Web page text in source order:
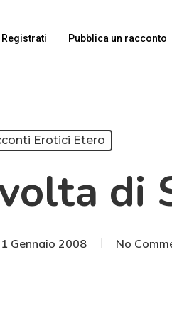
Registrati Pubblica un racconto
Erotici Etero
di
Gennaio 2008 No